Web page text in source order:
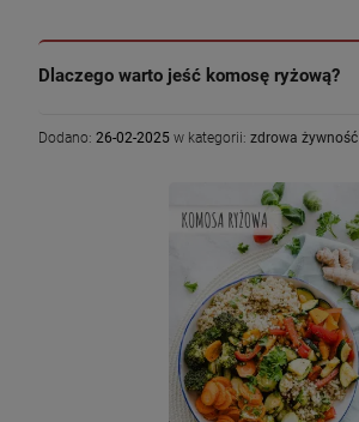
Dlaczego warto jeść komosę ryżową?
Dodano: 26-02-2025 w kategorii: zdrowa żywność